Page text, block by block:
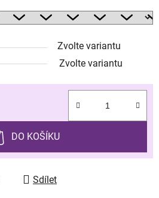
Zvolte variantu
Zvolte variantu
DO KOŠÍKU
Sdílet